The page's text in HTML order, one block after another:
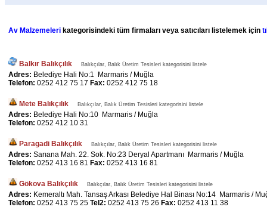
Av Malzemeleri kategorisindeki tüm firmaları veya satıcıları listelemek için
Balkır Balıkçılık Balıkçılar, Balık Üretim Tesisleri kategorisini listele
Adres: Belediye Hali No:1 Marmaris / Muğla
Telefon: 0252 412 75 17 Fax: 0252 412 75 18
Mete Balıkçılık Balıkçılar, Balık Üretim Tesisleri kategorisini listele
Adres: Belediye Hali No:10 Marmaris / Muğla
Telefon: 0252 412 10 31
Paragadi Balıkçılık Balıkçılar, Balık Üretim Tesisleri kategorisini listele
Adres: Sarıana Mah. 22. Sok. No:23 Deryal Apartmanı Marmaris / Muğla
Telefon: 0252 413 16 81 Fax: 0252 413 16 81
Gökova Balıkçılık Balıkçılar, Balık Üretim Tesisleri kategorisini listele
Adres: Kemeraltı Mah. Tansaş Arkası Belediye Hal Binası No:14 Marmaris /
Telefon: 0252 413 75 25 Tel2: 0252 413 75 26 Fax: 0252 413 11 38